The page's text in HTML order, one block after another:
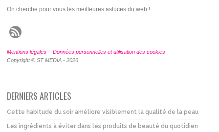
On cherche pour vous les meilleures astuces du web !
Mentions légales - Données personnelles et utilisation des cookies
Copyright © ST MEDIA - 2026
DERNIERS ARTICLES
Cette habitude du soir améliore visiblement la qualité de la peau
Les ingrédients à éviter dans les produits de beauté du quotidien